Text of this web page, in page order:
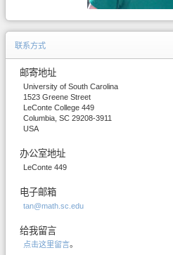
联系方式
邮寄地址
University of South Carolina
1523 Greene Street
LeConte College 449
Columbia, SC 29208-3911
USA
办公室地址
LeConte 449
电子邮箱
tan@math.sc.edu
给我留言
点击这里留言。